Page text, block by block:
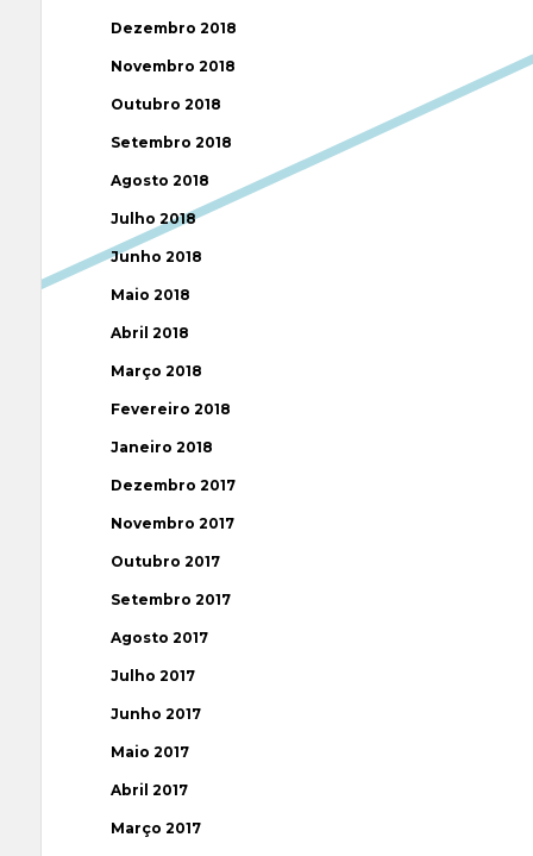
Dezembro 2018
Novembro 2018
Outubro 2018
Setembro 2018
Agosto 2018
Julho 2018
Junho 2018
Maio 2018
Abril 2018
Março 2018
Fevereiro 2018
Janeiro 2018
Dezembro 2017
Novembro 2017
Outubro 2017
Setembro 2017
Agosto 2017
Julho 2017
Junho 2017
Maio 2017
Abril 2017
Março 2017